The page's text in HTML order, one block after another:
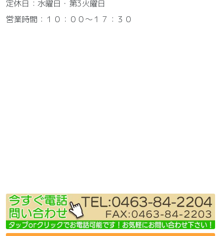
定休日：水曜日・第3火曜日
営業時間：１０：００～１７：３０